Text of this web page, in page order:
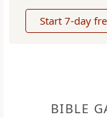
Start 7-day
BIBLE